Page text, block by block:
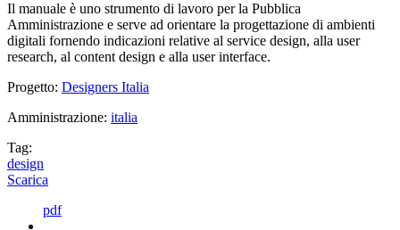
Il manuale è uno strumento di lavoro per la Pubblica
Amministrazione e serve ad orientare la progettazione di ambienti
digitali fornendo indicazioni relative al service design, alla user
research, al content design e alla user interface.
Progetto: Designers Italia
Amministrazione: italia
Tag:
design
Scarica
pdf